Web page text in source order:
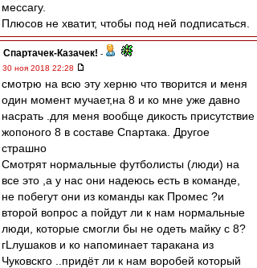
мессагу.
Плюсов не хватит, чтобы под ней подписаться.
Спартачек-Казачек! -
30 ноя 2018 22:28
смотрю на всю эту херню что творится и меня
один момент мучает,на 8 и ко мне уже давно
насрать .для меня вообще дикость присутствие
жопоного 8 в составе Спартака. Другое
страшно
Смотрят нормальные футболисты (люди) на
все это ,а у нас они надеюсь есть в команде,
не побегут они из команды как Промес ?и
второй вопрос а пойдут ли к нам нормальные
люди, которые смогли бы не одеть майку с 8?
гLлушаков и ко напоминает таракана из
Чуковскго ..придёт ли к нам воробей который